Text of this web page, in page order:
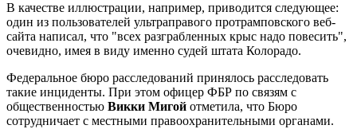
В качестве иллюстрации, например, приводится следующее:
один из пользователей ультраправого протрамповского веб-
сайта написал, что "всех разграбленных крыс надо повесить",
очевидно, имея в виду именно судей штата Колорадо.
Федеральное бюро расследований принялось расследовать
такие инциденты. При этом офицер ФБР по связям с
общественностью Викки Мигой отметила, что Бюро
сотрудничает с местными правоохранительными органами.